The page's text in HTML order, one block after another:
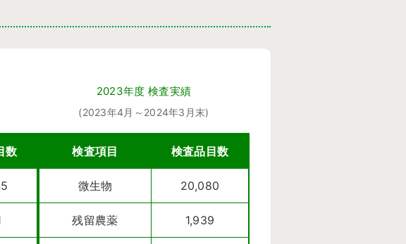
数
2023年度 検査実績
(2023年4月～2024年3月末)
検査項目 検査品目数
微生物 20,080
残留農薬 1,939